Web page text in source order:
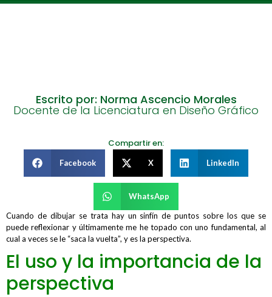
Escrito por: Norma Ascencio Morales
Docente de la Licenciatura en Diseño Gráfico
Compartir en:
Facebook X LinkedIn
WhatsApp
Cuando de dibujar se trata hay un sinfín de puntos sobre los que se
puede reflexionar y últimamente me he topado con uno fundamental, al
cual a veces se le “saca la vuelta”, y es la perspectiva.
El uso y la importancia de la
perspectiva